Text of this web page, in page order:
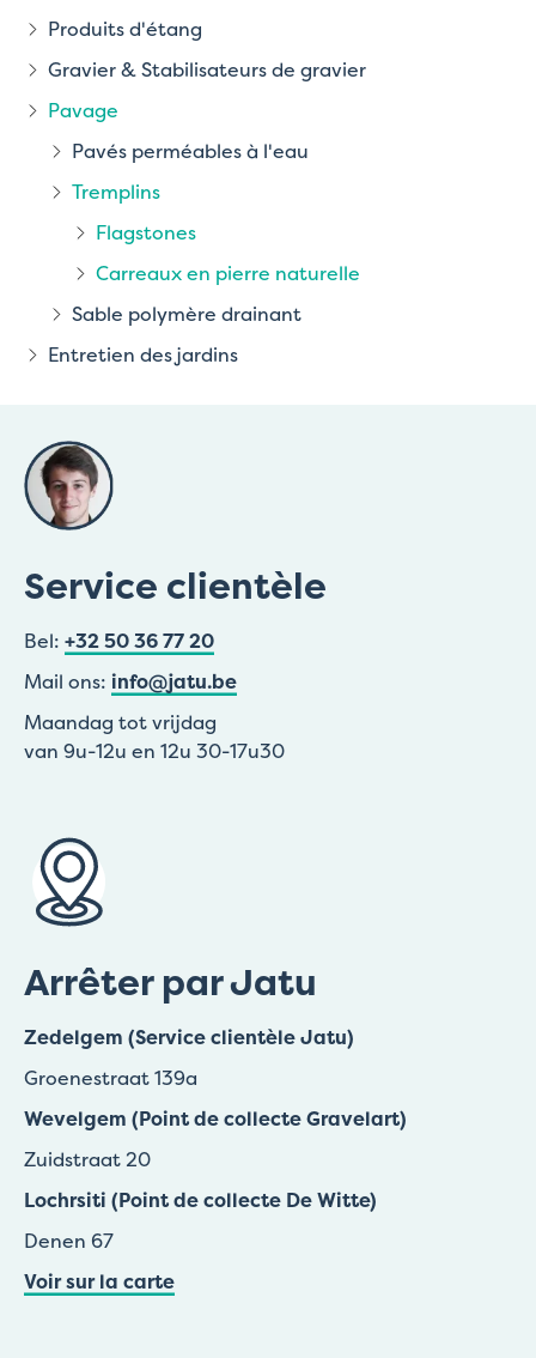
Produits d'étang
Gravier & Stabilisateurs de gravier
Pavage
Pavés perméables à l'eau
Tremplins
Flagstones
Carreaux en pierre naturelle
Sable polymère drainant
Entretien des jardins
Service clientèle
Bel: +32 50 36 77 20
Mail ons: info@jatu.be
Maandag tot vrijdag
van 9u-12u en 12u 30-17u30
Arrêter par Jatu
Zedelgem (Service clientèle Jatu)
Groenestraat 139a
Wevelgem (Point de collecte Gravelart)
Zuidstraat 20
Lochrsiti (Point de collecte De Witte)
Denen 67
Voir sur la carte